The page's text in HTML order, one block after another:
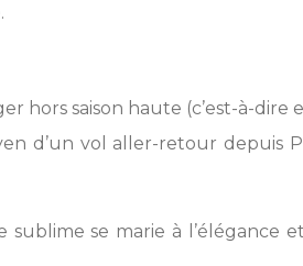
hors saison haute (c’est-à-
d’un vol aller-retour depuis
se marie à l’élégance